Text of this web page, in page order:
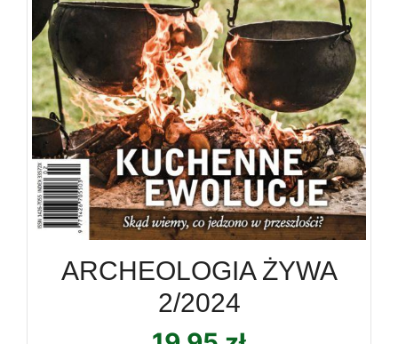
ARCHEOLOGIA ŻYWA
2/2024